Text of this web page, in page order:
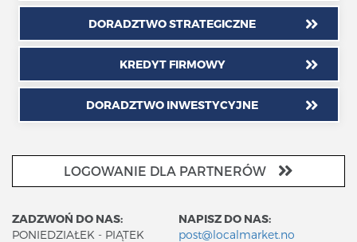
DORADZTWO STRATEGICZNE
KREDYT FIRMOWY
DORADZTWO INWESTYCYJNE
LOGOWANIE DLA PARTNERÓW
ZADZWOŃ DO NAS:
PONIEDZIAŁEK - PIĄTEK
NAPISZ DO NAS:
post@localmarket.no